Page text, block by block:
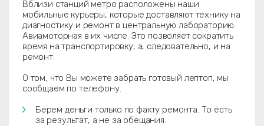
Вблизи станций метро расположены наши
мобильные курьеры, которые доставляют технику на
диагностику и ремонт в центральную лабораторию.
Авиамоторная в их числе. Это позволяет сократить
время на транспортировку, а, следовательно, и на
ремонт.
О том, что Вы можете забрать готовый лептоп, мы
сообщаем по телефону.
Берем деньги только по факту ремонта. То есть
за результат, а не за обещания.